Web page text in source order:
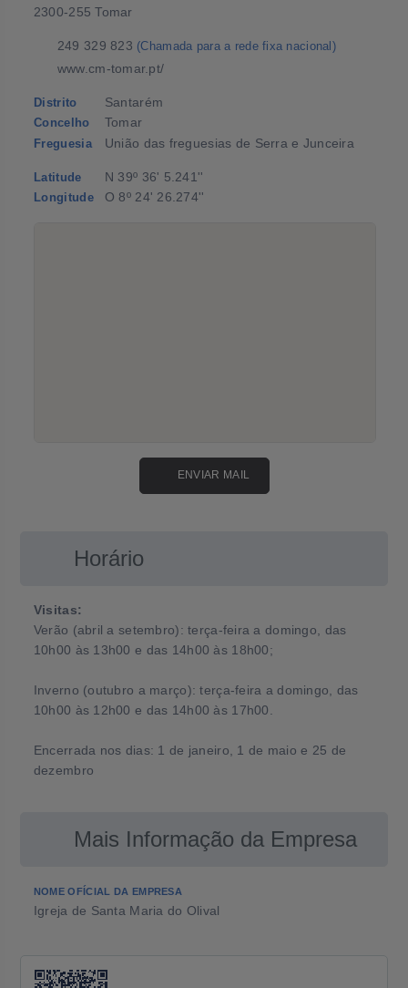
2300-255 Tomar
249 329 823 (Chamada para a rede fixa nacional)
www.cm-tomar.pt/
Distrito Santarém
Concelho Tomar
Freguesia União das freguesias de Serra e Junceira
Latitude N 39º 36' 5.241''
Longitude O 8º 24' 26.274''
ENVIAR MAIL
Horário
Visitas:
Verão (abril a setembro): terça-feira a domingo, das
10h00 às 13h00 e das 14h00 às 18h00;
Inverno (outubro a março): terça-feira a domingo, das
10h00 às 12h00 e das 14h00 às 17h00.
Encerrada nos dias: 1 de janeiro, 1 de maio e 25 de
dezembro
Mais Informação da Empresa
NOME OFÍCIAL DA EMPRESA
Igreja de Santa Maria do Olival